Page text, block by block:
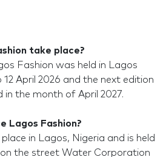
take place?
Fashion was held in Lagos
April 2026 and the next edition
in the month of April 2027.
Lagos Fashion?
in Lagos, Nigeria and is held
the street Water Corporation